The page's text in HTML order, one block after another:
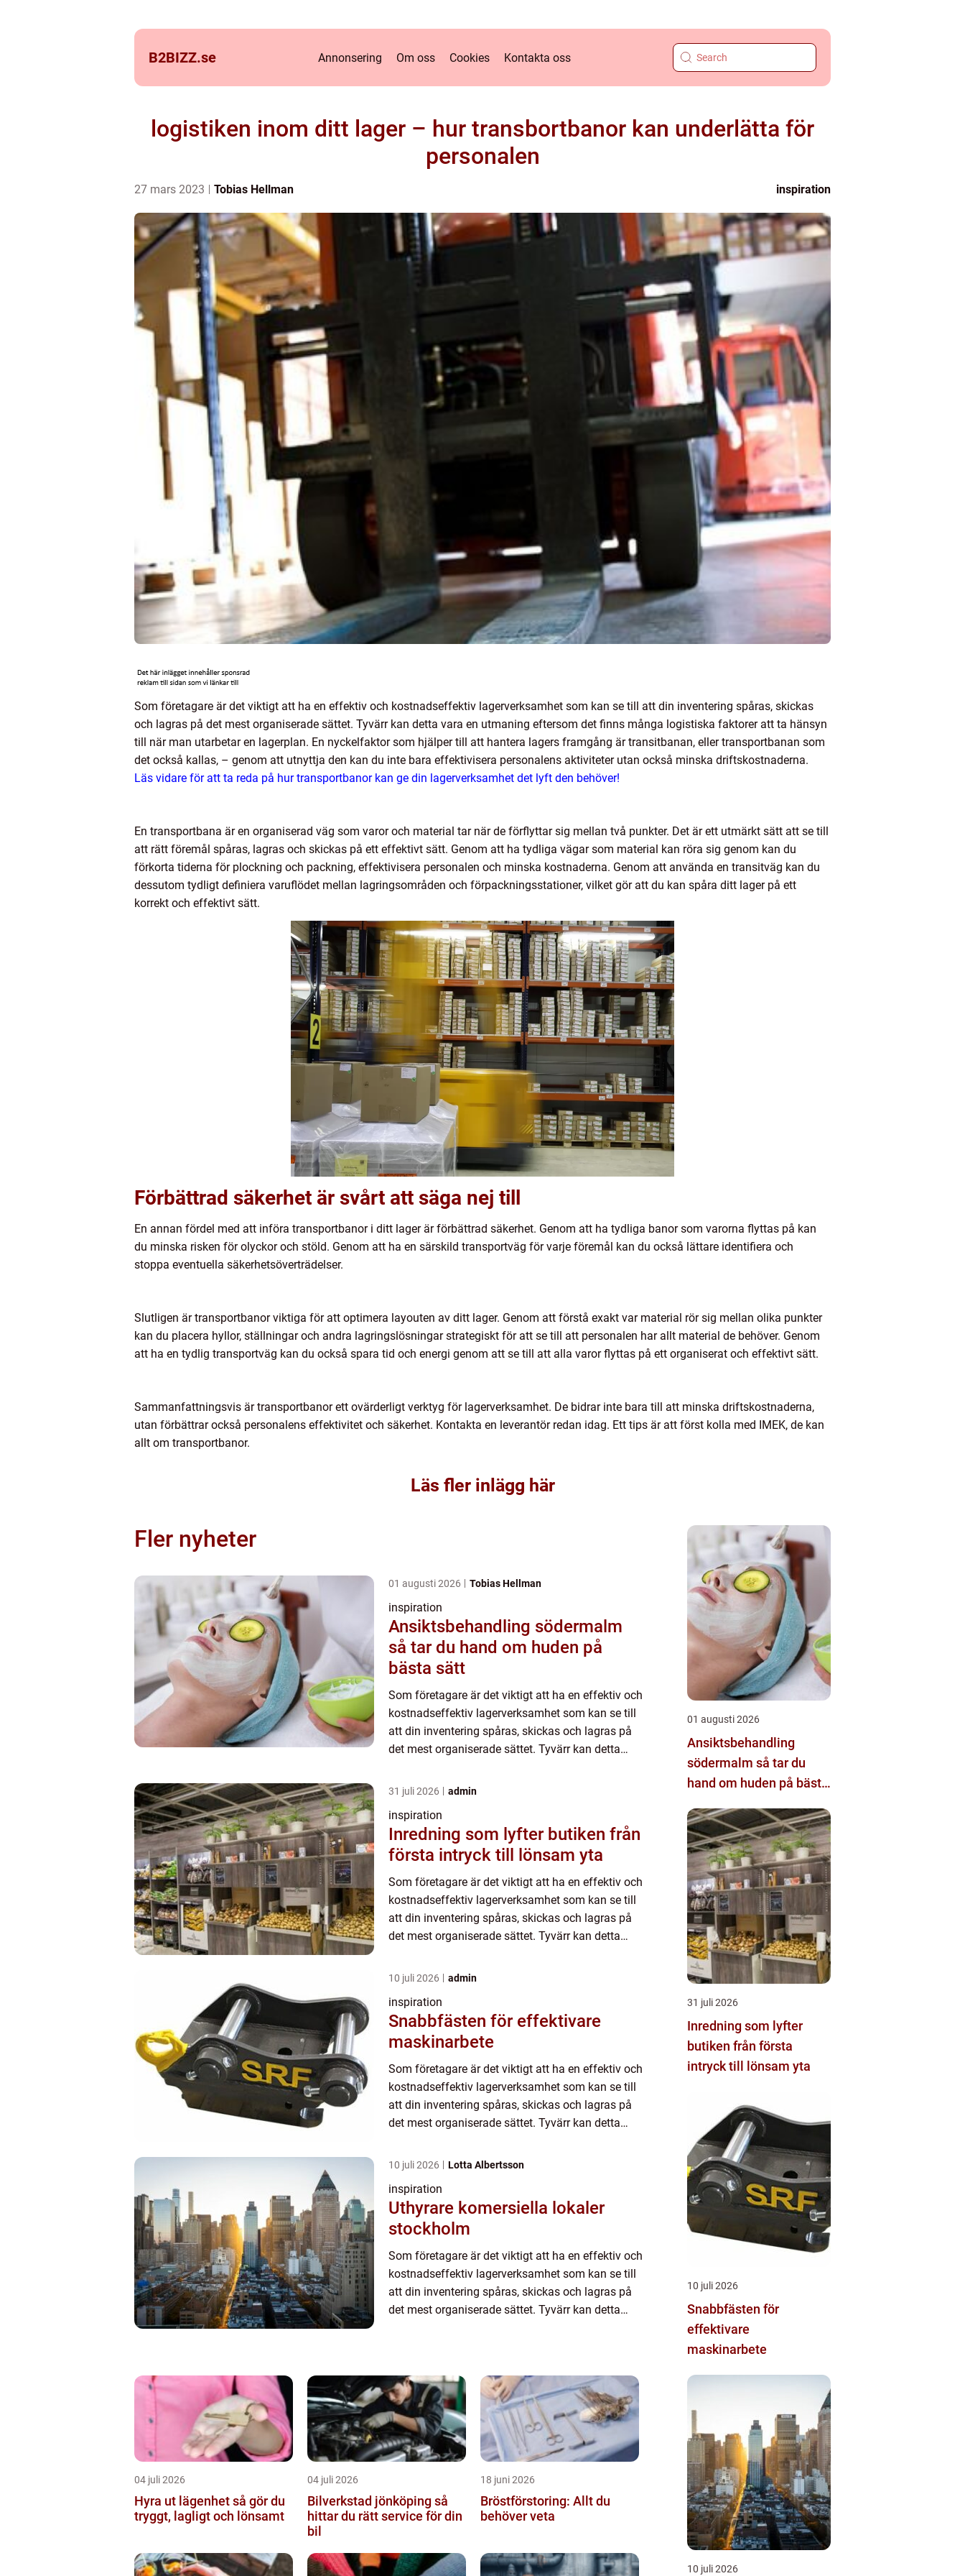
B2BIZZ.se Annonsering Om oss Cookies Kontakta oss
logistiken inom ditt lager – hur transbortbanor kan underlätta för
personalen
27 mars 2023 Tobias Hellman inspiration
Som företagare är det viktigt att ha en effektiv och kostnadseffektiv lagerverksamhet som kan se till att din inventering spåras, skickas
och lagras på det mest organiserade sättet. Tyvärr kan detta vara en utmaning eftersom det finns många logistiska faktorer att ta hänsyn
till när man utarbetar en lagerplan. En nyckelfaktor som hjälper till att hantera lagers framgång är transitbanan, eller transportbanan som
det också kallas, – genom att utnyttja den kan du inte bara effektivisera personalens aktiviteter utan också minska driftskostnaderna.
Läs vidare för att ta reda på hur transportbanor kan ge din lagerverksamhet det lyft den behöver!
En transportbana är en organiserad väg som varor och material tar när de förflyttar sig mellan två punkter. Det är ett utmärkt sätt att se till
att rätt föremål spåras, lagras och skickas på ett effektivt sätt. Genom att ha tydliga vägar som material kan röra sig genom kan du
förkorta tiderna för plockning och packning, effektivisera personalen och minska kostnaderna. Genom att använda en transitväg kan du
dessutom tydligt definiera varuflödet mellan lagringsområden och förpackningsstationer, vilket gör att du kan spåra ditt lager på ett
korrekt och effektivt sätt.
Förbättrad säkerhet är svårt att säga nej till
En annan fördel med att införa transportbanor i ditt lager är förbättrad säkerhet. Genom att ha tydliga banor som varorna flyttas på kan
du minska risken för olyckor och stöld. Genom att ha en särskild transportväg för varje föremål kan du också lättare identifiera och
stoppa eventuella säkerhetsöverträdelser.
Slutligen är transportbanor viktiga för att optimera layouten av ditt lager. Genom att förstå exakt var material rör sig mellan olika punkter
kan du placera hyllor, ställningar och andra lagringslösningar strategiskt för att se till att personalen har allt material de behöver. Genom
att ha en tydlig transportväg kan du också spara tid och energi genom att se till att alla varor flyttas på ett organiserat och effektivt sätt.
Sammanfattningsvis är transportbanor ett ovärderligt verktyg för lagerverksamhet. De bidrar inte bara till att minska driftskostnaderna,
utan förbättrar också personalens effektivitet och säkerhet. Kontakta en leverantör redan idag. Ett tips är att först kolla med IMEK, de kan
allt om transportbanor.
Läs fler inlägg här
Fler nyheter
01 augusti 2026 Tobias Hellman
inspiration
Ansiktsbehandling södermalm
så tar du hand om huden på
bästa sätt
Som företagare är det viktigt att ha en effektiv och
kostnadseffektiv lagerverksamhet som kan se till
att din inventering spåras, skickas och lagras på
det mest organiserade sättet. Tyvärr kan detta
31 juli 2026 admin
inspiration
Inredning som lyfter butiken från
första intryck till lönsam yta
Som företagare är det viktigt att ha en effektiv och
kostnadseffektiv lagerverksamhet som kan se till
att din inventering spåras, skickas och lagras på
det mest organiserade sättet. Tyvärr kan detta
10 juli 2026 admin
inspiration
Snabbfästen för effektivare
maskinarbete
Som företagare är det viktigt att ha en effektiv och
kostnadseffektiv lagerverksamhet som kan se till
att din inventering spåras, skickas och lagras på
det mest organiserade sättet. Tyvärr kan detta
10 juli 2026 Lotta Albertsson
inspiration
Uthyrare komersiella lokaler
stockholm
Som företagare är det viktigt att ha en effektiv och
kostnadseffektiv lagerverksamhet som kan se till
att din inventering spåras, skickas och lagras på
det mest organiserade sättet. Tyvärr kan detta
04 juli 2026
Hyra ut lägenhet så gör du
tryggt, lagligt och lönsamt
04 juli 2026
Bilverkstad jönköping så
hittar du rätt service för din
bil
18 juni 2026
Bröstförstoring: Allt du
behöver veta
01 augusti 2026
Ansiktsbehandling
södermalm så tar du
hand om huden på bästa
31 juli 2026
Inredning som lyfter
butiken från första
intryck till lönsam yta
10 juli 2026
Snabbfästen för
effektivare
maskinarbete
10 juli 2026